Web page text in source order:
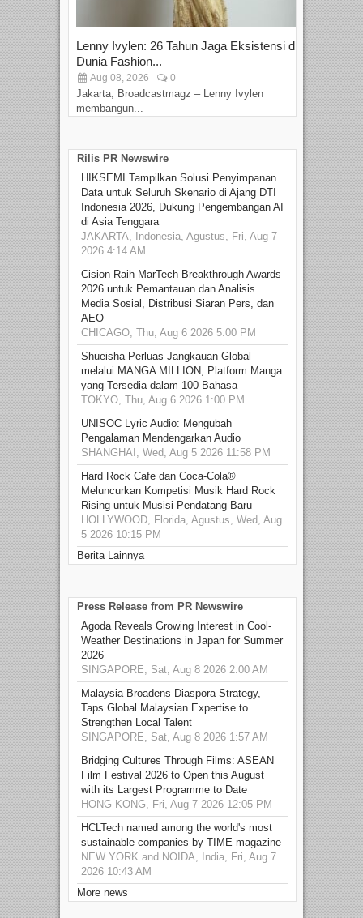
Lenny Ivylen: 26 Tahun Jaga Eksistensi di
Dunia Fashion...
Aug 08, 2026 0
Jakarta, Broadcastmagz – Lenny Ivylen
membangun...
Rilis PR Newswire
HIKSEMI Tampilkan Solusi Penyimpanan
Data untuk Seluruh Skenario di Ajang DTI
Indonesia 2026, Dukung Pengembangan AI
di Asia Tenggara
JAKARTA, Indonesia, Agustus, Fri, Aug 7
2026 4:14 AM
Cision Raih MarTech Breakthrough Awards
2026 untuk Pemantauan dan Analisis
Media Sosial, Distribusi Siaran Pers, dan
AEO
CHICAGO, Thu, Aug 6 2026 5:00 PM
Shueisha Perluas Jangkauan Global
melalui MANGA MILLION, Platform Manga
yang Tersedia dalam 100 Bahasa
TOKYO, Thu, Aug 6 2026 1:00 PM
UNISOC Lyric Audio: Mengubah
Pengalaman Mendengarkan Audio
SHANGHAI, Wed, Aug 5 2026 11:58 PM
Hard Rock Cafe dan Coca-Cola®
Meluncurkan Kompetisi Musik Hard Rock
Rising untuk Musisi Pendatang Baru
HOLLYWOOD, Florida, Agustus, Wed, Aug
5 2026 10:15 PM
Berita Lainnya
Press Release from PR Newswire
Agoda Reveals Growing Interest in Cool-
Weather Destinations in Japan for Summer
2026
SINGAPORE, Sat, Aug 8 2026 2:00 AM
Malaysia Broadens Diaspora Strategy,
Taps Global Malaysian Expertise to
Strengthen Local Talent
SINGAPORE, Sat, Aug 8 2026 1:57 AM
Bridging Cultures Through Films: ASEAN
Film Festival 2026 to Open this August
with its Largest Programme to Date
HONG KONG, Fri, Aug 7 2026 12:05 PM
HCLTech named among the world's most
sustainable companies by TIME magazine
NEW YORK and NOIDA, India, Fri, Aug 7
2026 10:43 AM
More news